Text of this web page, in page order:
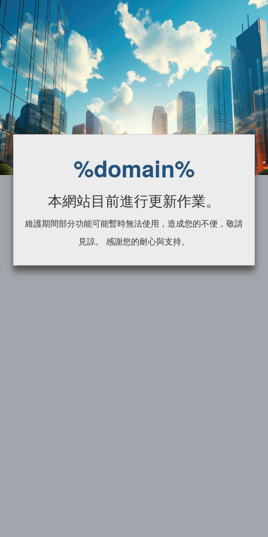
%domain%
本網站目前進行更新作業。
維護期間部分功能可能暫時無法使用，造成您的不便，敬請
見諒。 感謝您的耐心與支持。